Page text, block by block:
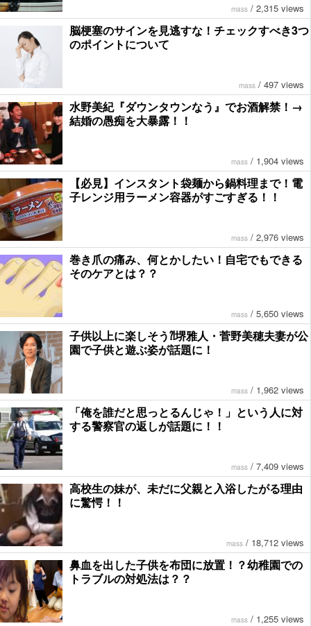
mass / 2,315 views
脳梗塞のサインを見逃すな！チェックすべき3つ
のポイントについて
mass / 497 views
水野美紀『ダウンタウンなう』でお酒解禁！→
結婚の愚痴を大暴露！！
mass / 1,904 views
【必見】インスタント袋麺から鍋料理まで！電
子レンジ用ラーメン容器がすごすぎる！！
mass / 2,976 views
巻き爪の痛み、何とかしたい！自宅でもできる
そのケアとは？？
mass / 5,650 views
子供以上に楽しそう⁈堺雅人・菅野美穂夫妻が公
園で子供と遊ぶ姿が話題に！
mass / 1,962 views
「俺を誰だと思っとるんじゃ！」という人に対
する警察官の返しが話題に！！
mass / 7,409 views
高校生の妹が、未だに父親と入浴したがる理由
に驚愕！！
mass / 18,712 views
鼻血を出した子供を布団に放置！？幼稚園での
トラブルの対処法は？？
mass / 1,255 views